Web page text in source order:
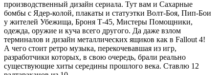
производственный дизайн сериала. Тут вам и Сахарные
бомбы с Ядер-колой, плакаты и статуэтки Волт-Боя, Пип-Бои
у жителей Убежища, Броня Т-45, Мистеры Помощники,
одежда, оружие и куча всего другого. Да даже взлом
терминалов и дизайн металлических ящиков как в Fallout 4!
А чего стоит ретро музыка, перекочевавшая из игр,
разработчики которых, в свою очередь, брали реально
существующие хиты середины прошлого века. Ставлю 12